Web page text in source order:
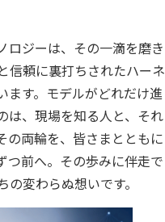
ロジーは、その一滴を磨き
信頼に裏打ちされたハーネ
ます。モデルがどれだけ進
は、現場を知る人と、それ
の両輪を、皆さまとともに
つ前へ。その歩みに伴走で
の変わらぬ想いです。